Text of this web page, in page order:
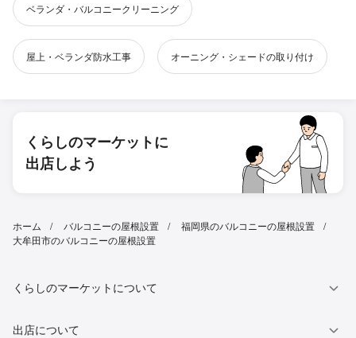
ベランダ・バルコニークリーニング
屋上・ベランダ防水工事 オーニング・シェードの取り付け
くらしのマーケットに
出店しよう
ホーム バルコニーの屋根設置
福岡県のバルコニーの屋根設置
大牟田市のバルコニーの屋根設置
くらしのマーケットについて
出店について